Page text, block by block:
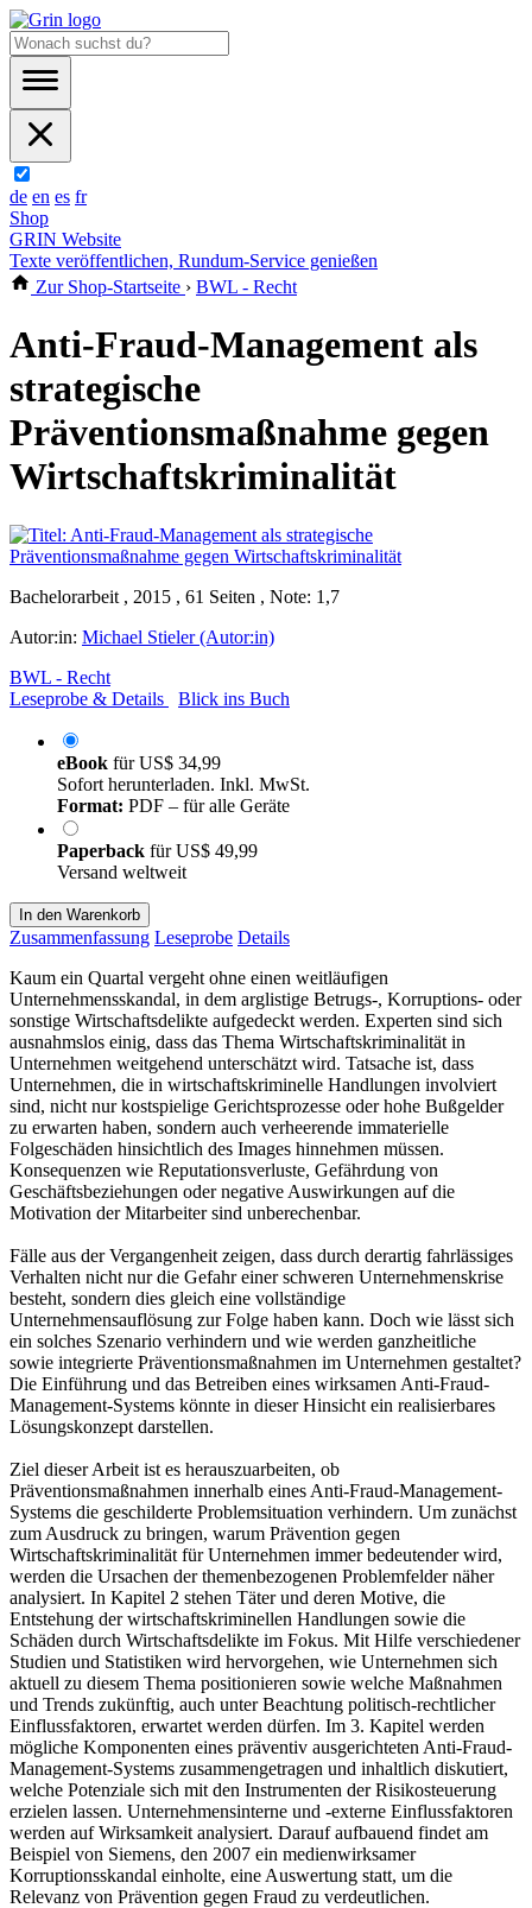
de en es fr
Shop
GRIN Website
Texte veröffentlichen, Rundum-Service genießen
Zur Shop-Startseite › BWL - Recht
Anti-Fraud-Management als
strategische
Präventionsmaßnahme gegen
Wirtschaftskriminalität
Bachelorarbeit , 2015 , 61 Seiten , Note: 1,7
Autor:in: Michael Stieler (Autor:in)
BWL - Recht
Leseprobe & Details
Blick ins Buch
eBook fürUS$ 34,99
Sofort herunterladen. Inkl. MwSt.
Format: PDF – für alle Geräte
Paperback fürUS$ 49,99
Versand weltweit
In den Warenkorb
Zusammenfassung Leseprobe Details
Kaum ein Quartal vergeht ohne einen weitläufigen
Unternehmensskandal, in dem arglistige Betrugs-, Korruptions- oder
sonstige Wirtschaftsdelikte aufgedeckt werden. Experten sind sich
ausnahmslos einig, dass das Thema Wirtschaftskriminalität in
Unternehmen weitgehend unterschätzt wird. Tatsache ist, dass
Unternehmen, die in wirtschaftskriminelle Handlungen involviert
sind, nicht nur kostspielige Gerichtsprozesse oder hohe Bußgelder
zu erwarten haben, sondern auch verheerende immaterielle
Folgeschäden hinsichtlich des Images hinnehmen müssen.
Konsequenzen wie Reputationsverluste, Gefährdung von
Geschäftsbeziehungen oder negative Auswirkungen auf die
Motivation der Mitarbeiter sind unberechenbar.
Fälle aus der Vergangenheit zeigen, dass durch derartig fahrlässiges
Verhalten nicht nur die Gefahr einer schweren Unternehmenskrise
besteht, sondern dies gleich eine vollständige
Unternehmensauflösung zur Folge haben kann. Doch wie lässt sich
ein solches Szenario verhindern und wie werden ganzheitliche
sowie integrierte Präventionsmaßnahmen im Unternehmen gestaltet?
Die Einführung und das Betreiben eines wirksamen Anti-Fraud-
Management-Systems könnte in dieser Hinsicht ein realisierbares
Lösungskonzept darstellen.
Ziel dieser Arbeit ist es herauszuarbeiten, ob
Präventionsmaßnahmen innerhalb eines Anti-Fraud-Management-
Systems die geschilderte Problemsituation verhindern. Um zunächst
zum Ausdruck zu bringen, warum Prävention gegen
Wirtschaftskriminalität für Unternehmen immer bedeutender wird,
werden die Ursachen der themenbezogenen Problemfelder näher
analysiert. In Kapitel 2 stehen Täter und deren Motive, die
Entstehung der wirtschaftskriminellen Handlungen sowie die
Schäden durch Wirtschaftsdelikte im Fokus. Mit Hilfe verschiedener
Studien und Statistiken wird hervorgehen, wie Unternehmen sich
aktuell zu diesem Thema positionieren sowie welche Maßnahmen
und Trends zukünftig, auch unter Beachtung politisch-rechtlicher
Einflussfaktoren, erwartet werden dürfen. Im 3. Kapitel werden
mögliche Komponenten eines präventiv ausgerichteten Anti-Fraud-
Management-Systems zusammengetragen und inhaltlich diskutiert,
welche Potenziale sich mit den Instrumenten der Risikosteuerung
erzielen lassen. Unternehmensinterne und -externe Einflussfaktoren
werden auf Wirksamkeit analysiert. Darauf aufbauend findet am
Beispiel von Siemens, den 2007 ein medienwirksamer
Korruptionsskandal einholte, eine Auswertung statt, um die
Relevanz von Prävention gegen Fraud zu verdeutlichen.